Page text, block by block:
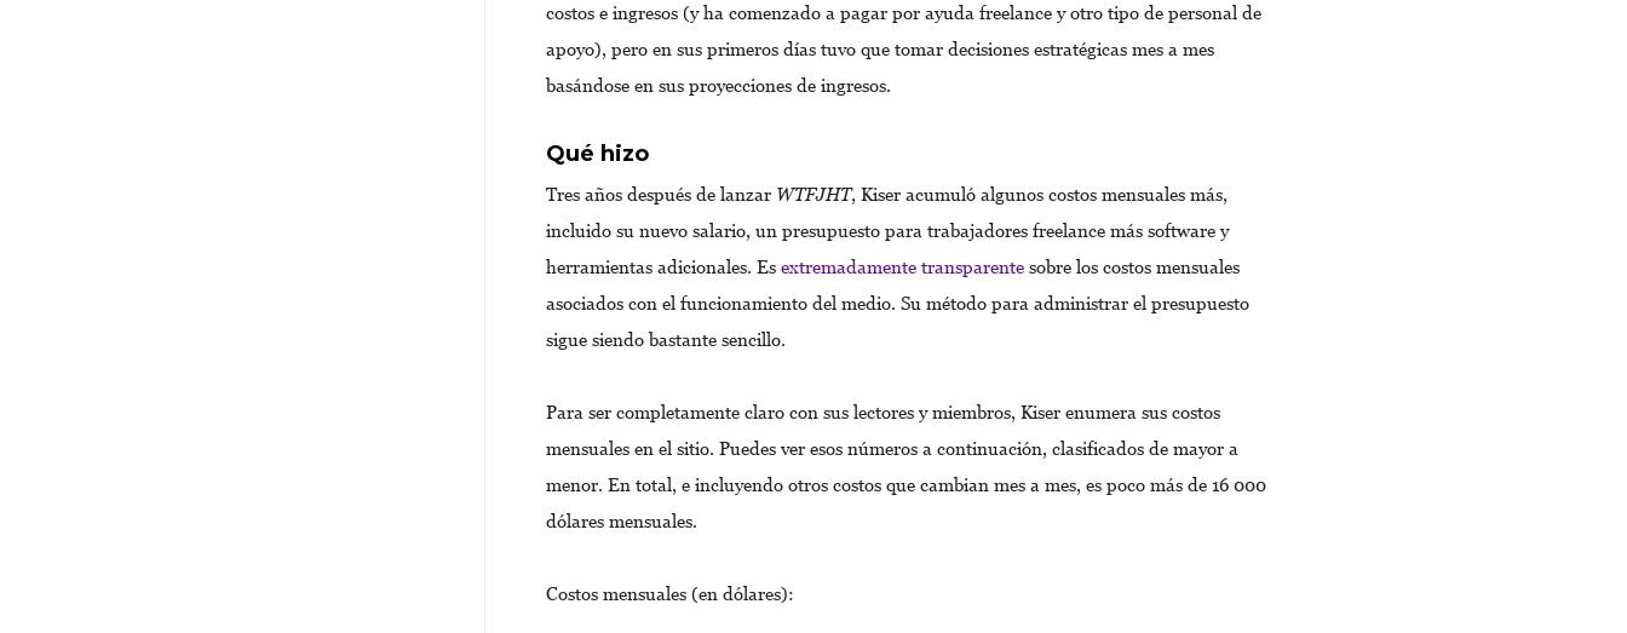
costos e ingresos (y ha comenzado a pagar por ayuda freelance y otro tipo de personal de
apoyo), pero en sus primeros días tuvo que tomar decisiones estratégicas mes a mes
basándose en sus proyecciones de ingresos.
Qué hizo
Tres años después de lanzar WTFJHT, Kiser acumuló algunos costos mensuales más,
incluido su nuevo salario, un presupuesto para trabajadores freelance más software y
herramientas adicionales. Es extremadamente transparente sobre los costos mensuales
asociados con el funcionamiento del medio. Su método para administrar el presupuesto
sigue siendo bastante sencillo.
Para ser completamente claro con sus lectores y miembros, Kiser enumera sus costos
mensuales en el sitio. Puedes ver esos números a continuación, clasificados de mayor a
menor. En total, e incluyendo otros costos que cambian mes a mes, es poco más de 16 000
dólares mensuales.
Costos mensuales (en dólares):